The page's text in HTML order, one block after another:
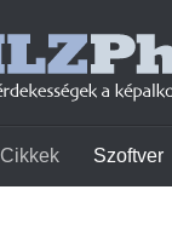
Cikkek Szoftver